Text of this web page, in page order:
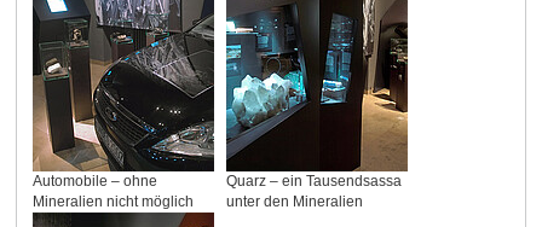
Automobile – ohne
Mineralien nicht möglich
Quarz – ein Tausendsassa
unter den Mineralien